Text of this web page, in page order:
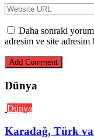
Daha sonraki
adresim ve site adresim
Dünya
Dünya
Karadağ, Türk